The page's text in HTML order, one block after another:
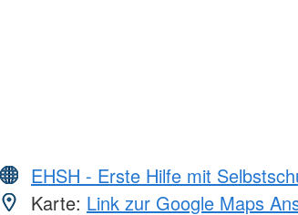
EHSH - Erste Hilfe mit
Karte: Link zur Google Maps